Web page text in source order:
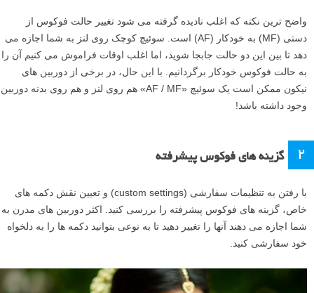
واضح ترین نکته که اغلب نادیده گرفته می شود تغییر حالت فوکوس از
دستی (MF) به خودکار (AF) است. سوئیچ کوچک روی لنز به شما اجازه می
دهد تا بین این دو حالت جابجا شوید، اما اغلب اوقات فراموش می کنیم آن را
به حالت فوکوس خودکار برگردانیم. با این حال، در برخی از دوربین های
نیکون ممکن است یک سوئیچ «AF / MF» هم روی لنز و هم روی بدنه دوربین
وجود داشته باشد!
۲ گزینه های فوکوس پیشرفته
با رفتن به تنظیمات سفارشی (custom settings) و تعیین نقش دکمه های
خاص، گزینه های فوکوس پیشرفته را بررسی کنید. اکثر دوربین های مدرن به
شما اجازه می دهند آنها را تغییر دهید تا به نوعی بتوانید دکمه ها را به دلخواه
خود سفارشی کنید.